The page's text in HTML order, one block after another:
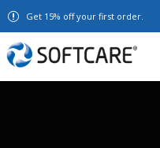
Get 15% off your first order.